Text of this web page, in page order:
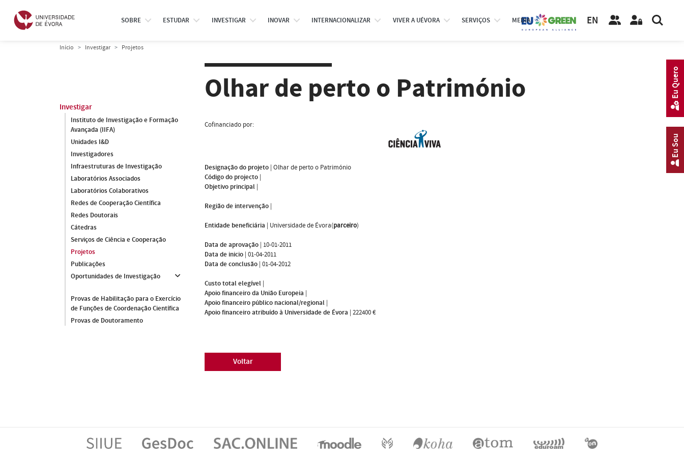
SOBRE ESTUDAR INVESTIGAR INOVAR INTERNACIONALIZAR VIVER A UÉVORA SERVIÇOS MEDIA EN
Início Investigar Projetos
Investigar
Instituto de Investigação e Formação
Avançada (IIFA)
Unidades I&D
Investigadores
Infraestruturas de Investigação
Laboratórios Associados
Laboratórios Colaborativos
Redes de Cooperação Científica
Redes Doutorais
Cátedras
Serviços de Ciência e Cooperação
Projetos
Publicações
Oportunidades de Investigação
Provas de Habilitação para o Exercício
de Funções de Coordenação Científica
Provas de Doutoramento
Olhar de perto o Património
Cofinanciado por:
Designação do projeto | Olhar de perto o Património
Código do projecto |
Objetivo principal |
Região de intervenção |
Entidade beneficiária | Universidade de Évora(parceiro)
Data de aprovação | 10-01-2011
Data de inicio | 01-04-2011
Data de conclusão | 01-04-2012
Custo total elegível |
Apoio financeiro da União Europeia |
Apoio financeiro público nacional/regional |
Apoio financeiro atribuído à Universidade de Évora | 222400 €
Voltar
Eu Sou
Eu Quero